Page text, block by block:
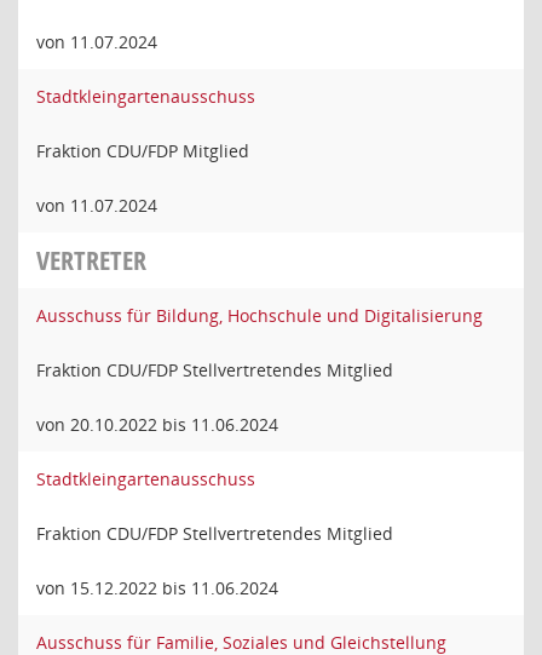
von 11.07.2024
Stadtkleingartenausschuss
Fraktion CDU/FDP Mitglied
von 11.07.2024
VERTRETER
Ausschuss für Bildung, Hochschule und Digitalisierung
Fraktion CDU/FDP Stellvertretendes Mitglied
von 20.10.2022 bis 11.06.2024
Stadtkleingartenausschuss
Fraktion CDU/FDP Stellvertretendes Mitglied
von 15.12.2022 bis 11.06.2024
Ausschuss für Familie, Soziales und Gleichstellung